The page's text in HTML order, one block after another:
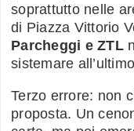
soprattutto nelle
di Piazza Vittorio
Parcheggi e ZTL
sistemare
Terzo errore: non
proposta. Un